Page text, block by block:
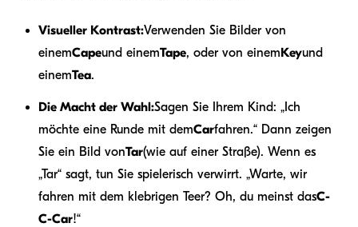
Visueller Kontrast:Verwenden Sie Bilder von
einemCapeund einemTape, oder von einemKeyund
einemTea.
Die Macht der Wahl:Sagen Sie Ihrem Kind: „Ich
möchte eine Runde mit demCarfahren.“ Dann zeigen
Sie ein Bild vonTar(wie auf einer Straße). Wenn es
„Tar“ sagt, tun Sie spielerisch verwirrt. „Warte, wir
fahren mit dem klebrigen Teer? Oh, du meinst dasC-
C-Car!“